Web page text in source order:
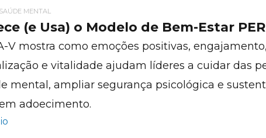
MENTAL
(e Usa) o Modelo de Bem-Estar
V mostra como emoções positivas,
e vitalidade ajudam líderes a cuidar das
mental, ampliar segurança psicológica e
adoecimento.